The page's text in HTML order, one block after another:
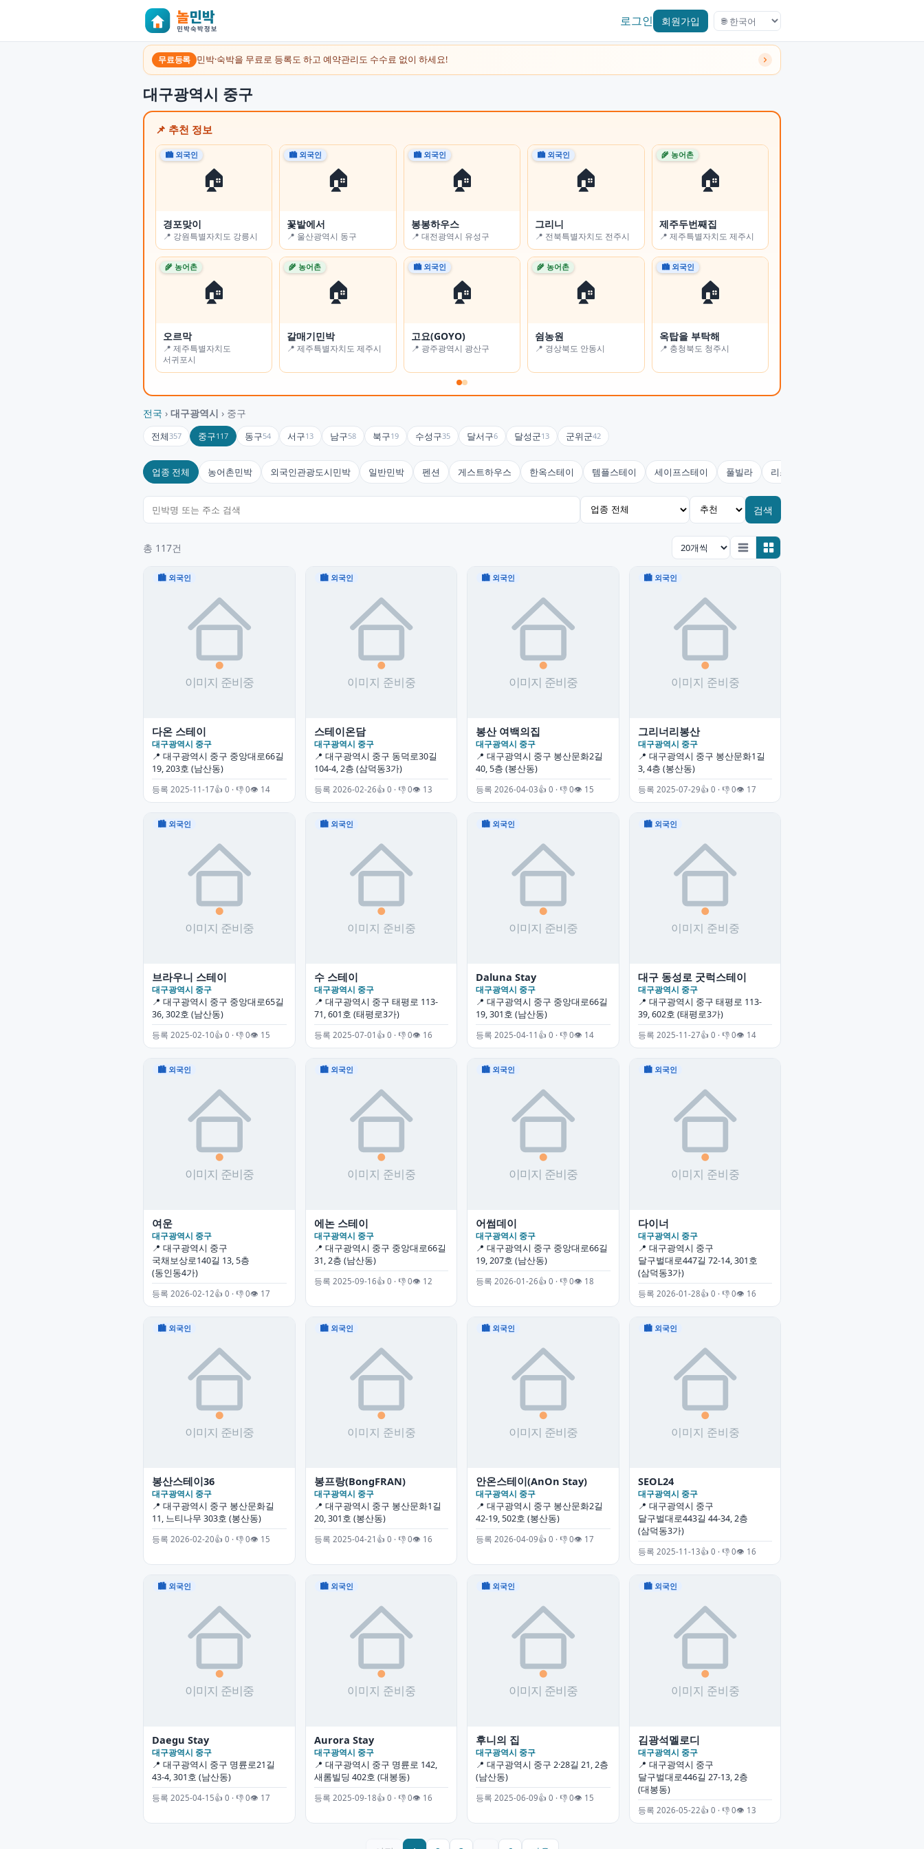
로그인 회원가입
무료등록 민박·숙박을 무료로 등록도 하고 예약관리도 수수료 없이 하세요!
대구광역시 중구
📌 추천 정보
🏠
🏙 외국인
경포맞이
📍 강원특별자치도 강릉시
🏠
🏙 외국인
꽃밭에서
📍 울산광역시 동구
🏠
🏙 외국인
봉봉하우스
📍 대전광역시 유성구
🏠
🏙 외국인
그리니
📍 전북특별자치도 전주시
🏠
🌾 농어촌
제주두번째집
📍 제주특별자치도 제주시
🏠
🌾 농어촌
오르막
📍 제주특별자치도
서귀포시
🏠
🌾 농어촌
갈매기민박
📍 제주특별자치도 제주시
🏠
🏙 외국인
고요(GOYO)
📍 광주광역시 광산구
🏠
🌾 농어촌
쉼농원
📍 경상북도 안동시
🏠
🏙 외국인
옥탑을 부탁해
📍 충청북도 청주시
🏠
🏙 외국인
오롯 스테이
📍 부산광역시 수영구
🏠
🏙 외국인
꽃잠(Flower-sleep)
📍 충청남도 논산시
🏠
🌾 농어촌
📍 전라남도 고흥군
🏠
🌾 농어촌
경남용추민박
📍 경상남도 함양군
🏠
🌾 농어촌
진부리 민박
📍 강원특별자치도 고성군
🏠
🏙 외국인
가든나인
📍 인천광역시
🌾 농어촌
하늘 풍경
📍 경기도 남양주시
🏠
🏙 외국인
알로하 스테이
📍 서울특별시 강동구
🏠
🏙 외국인
굿스테이
📍 대구광역시 수성구
🏠
🏙 외국인
온정여관(사랑채)
📍 전북특별자치도 남원시
전국 › 대구광역시 › 중구
전체357 중구117 동구54 서구13 남구58 북구19 수성구35 달서구6 달성군13 군위군42
업종 전체 농어촌민박 외국인관광도시민박 일반민박 펜션 게스트하우스 한옥스테이 템플스테이 세이프스테이 풀빌라 리조트
검색
총 117건
🏙 외국인
다온 스테이
대구광역시 중구
📍 대구광역시 중구 중앙대로66길
19, 203호 (남산동)
등록 2025-11-17👍 0 · 👎 0👁 14
🏙 외국인
스테이온담
대구광역시 중구
📍 대구광역시 중구 동덕로30길
104-4, 2층 (삼덕동3가)
등록 2026-02-26👍 0 · 👎 0👁 13
🏙 외국인
봉산 여백의집
대구광역시 중구
📍 대구광역시 중구 봉산문화2길
40, 5층 (봉산동)
등록 2026-04-03👍 0 · 👎 0👁 15
🏙 외국인
그리너리봉산
대구광역시 중구
📍 대구광역시 중구 봉산문화1길
3, 4층 (봉산동)
등록 2025-07-29👍 0 · 👎 0👁 17
🏙 외국인
브라우니 스테이
대구광역시 중구
📍 대구광역시 중구 중앙대로65길
36, 302호 (남산동)
등록 2025-02-10👍 0 · 👎 0👁 15
🏙 외국인
수 스테이
대구광역시 중구
📍 대구광역시 중구 태평로 113-
71, 601호 (태평로3가)
등록 2025-07-01 👍 0 · 👎 0👁 16
🏙 외국인
Daluna Stay
대구광역시 중구
📍 대구광역시 중구 중앙대로66길
19, 301호 (남산동)
등록 2025-04-11 👍 0 · 👎 0👁 14
🏙 외국인
대구 동성로 굿럭스테이
대구광역시 중구
📍 대구광역시 중구 태평로 113-
39, 602호 (태평로3가)
등록 2025-11-27👍 0 · 👎 0👁 14
🏙 외국인
여운
대구광역시 중구
📍 대구광역시 중구
국채보상로140길 13, 5층
(동인동4가)
등록 2026-02-12👍 0 · 👎 0👁 17
🏙 외국인
에논 스테이
대구광역시 중구
📍 대구광역시 중구 중앙대로66길
31, 2층 (남산동)
등록 2025-09-16👍 0 · 👎 0👁 12
🏙 외국인
어썸데이
대구광역시 중구
📍 대구광역시 중구 중앙대로66길
19, 207호 (남산동)
등록 2026-01-26👍 0 · 👎 0👁 18
🏙 외국인
다이너
대구광역시 중구
📍 대구광역시 중구
달구벌대로447길 72-14, 301호
(삼덕동3가)
등록 2026-01-28👍 0 · 👎 0👁 16
🏙 외국인
봉산스테이36
대구광역시 중구
📍 대구광역시 중구 봉산문화길
11, 느티나무 303호 (봉산동)
등록 2026-02-20👍 0 · 👎 0👁 15
🏙 외국인
봉프랑(BongFRAN)
대구광역시 중구
📍 대구광역시 중구 봉산문화1길
20, 301호 (봉산동)
등록 2025-04-21 👍 0 · 👎 0👁 16
🏙 외국인
안온스테이(AnOn Stay)
대구광역시 중구
📍 대구광역시 중구 봉산문화2길
42-19, 502호 (봉산동)
등록 2026-04-09👍 0 · 👎 0👁 17
🏙 외국인
SEOL24
대구광역시 중구
📍 대구광역시 중구
달구벌대로443길 44-34, 2층
(삼덕동3가)
등록 2025-11-13👍 0 · 👎 0👁 16
🏙 외국인
Daegu Stay
대구광역시 중구
📍 대구광역시 중구 명륜로21길
43-4, 301호 (남산동)
등록 2025-04-15👍 0 · 👎 0👁 17
🏙 외국인
Aurora Stay
대구광역시 중구
📍 대구광역시 중구 명륜로 142,
새롬빌딩 402호 (대봉동)
등록 2025-09-18👍 0 · 👎 0👁 16
🏙 외국인
후니의 집
대구광역시 중구
📍 대구광역시 중구 2·28길 21, 2층
(남산동)
등록 2025-06-09👍 0 · 👎 0👁 15
🏙 외국인
김광석멜로디
대구광역시 중구
📍 대구광역시 중구
달구벌대로446길 27-13, 2층
(대봉동)
등록 2026-05-22👍 0 · 👎 0👁 13